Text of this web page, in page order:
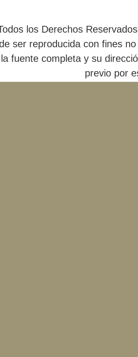
los Derechos
ser reproducida con fines
fuente completa y su
previo por